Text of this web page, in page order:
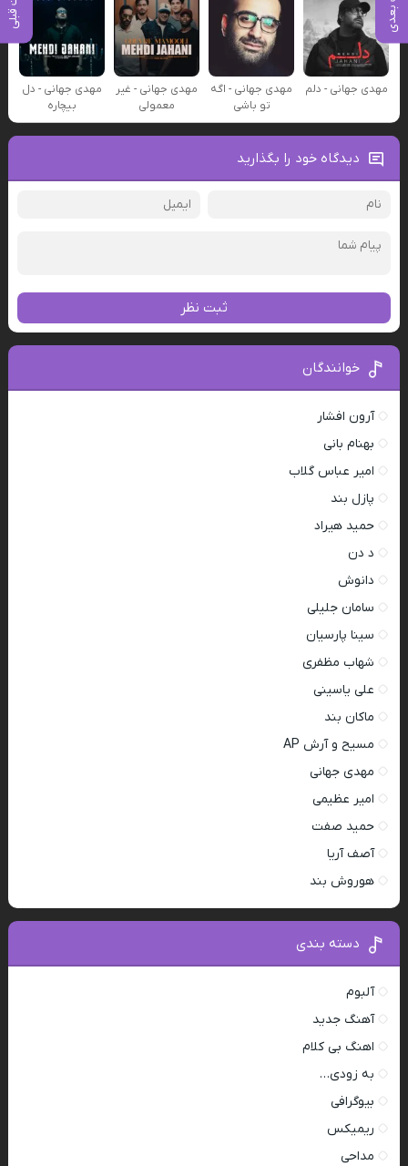
مهدی جهانی - دلم
مهدی جهانی - اگه
تو باشی
مهدی جهانی - غیر
معمولی
مهدی جهانی - دل
بیچاره
دیدگاه خود را بگذارید
ثبت نظر
خوانندگان
آرون افشار
بهنام بانی
امیر عباس گلاب
پازل بند
حمید هیراد
د دن
دانوش
سامان جلیلی
سینا پارسیان
شهاب مظفری
علی یاسینی
ماکان بند
مسیح و آرش AP
مهدی جهانی
امیر عظیمی
حمید صفت
آصف آریا
هوروش بند
دسته بندی
آلبوم
آهنگ جدید
اهنگ بی کلام
به زودی…
بیوگرافی
ریمیکس
مداحی